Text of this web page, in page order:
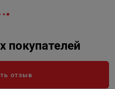
отзыв